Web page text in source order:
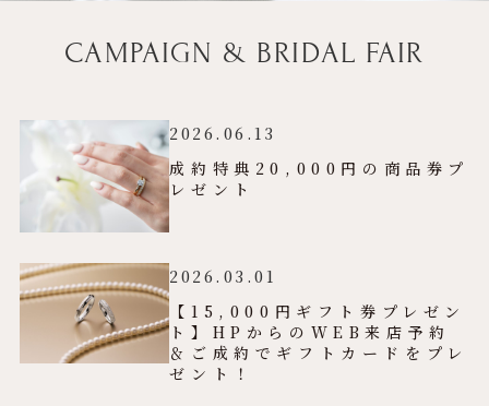
CAMPAIGN & BRIDAL FAIR
2026.06.13
成約特典20,000円の商品券プ
レゼント
2026.03.01
【15,000円ギフト券プレゼン
ト】HPからのWEB来店予約
＆ご成約でギフトカードをプレ
ゼント！